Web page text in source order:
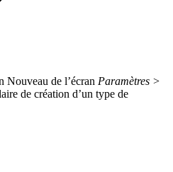
Nouveau de l’écran Paramètres >
de création d’un type de